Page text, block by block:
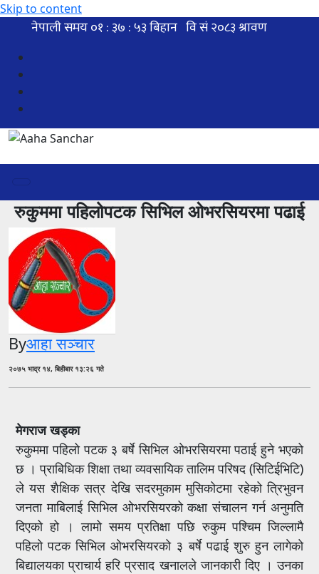
Skip to content
रुकुममा पहिलोपटक सिभिल ओभरसियरमा पढाई
Byआहा सञ्चार
२०७५ भाद्र १४, बिहीबार १३:२६ गते
मेगराज खड्का
रुकुममा पहिलो पटक ३ बर्षे सिभिल ओभरसियरमा पठाई हुने भएको
छ । प्राबिधिक शिक्षा तथा व्यवसायिक तालिम परिषद (सिटिईभिटि)
ले यस शैक्षिक सत्र देखि सदरमुकाम मुसिकोटमा रहेको त्रिभुवन
जनता माबिलाई सिभिल ओभरसियरको कक्षा संचालन गर्न अनुमति
दिएको हो । लामो समय प्रतिक्षा पछि रुकुम पश्चिम जिल्लामै
पहिलो पटक सिभिल ओभरसियरको ३ बर्षे पढाई शुरु हुन लागेको
बिद्यालयका प्राचार्य हरि प्रसाद खनालले जानकारी दिए । उनका